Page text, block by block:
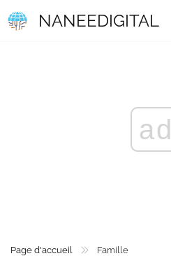
NANEEDIGITAL
ad
Page d'accueil Famille